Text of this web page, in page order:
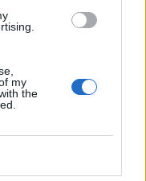
my
the
In generale,
Pulisic
a ciò che
non è